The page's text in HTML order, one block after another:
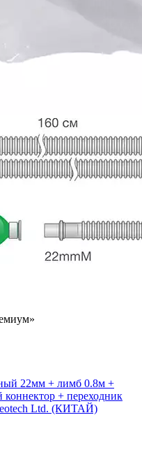
22мм + лимб 0.8м +
+ переходник
Ltd. (КИТАЙ)